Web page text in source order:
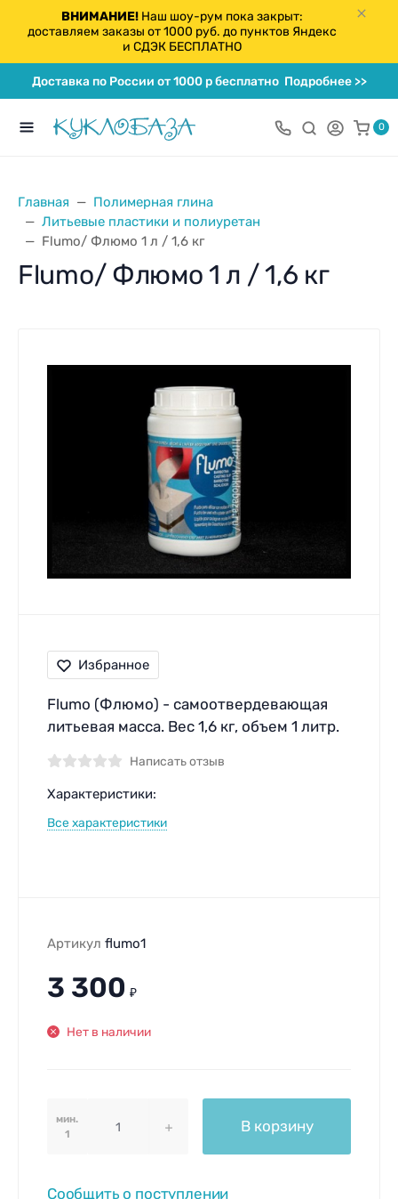
ВНИМАНИЕ!Наш шоу-рум пока закрыт:
доставляем заказы от 1000 руб. до пунктов Яндекс
и СДЭК БЕСПЛАТНО
Доставка по России от 1000 р бесплатноПодробнее >>
0
Главная
Полимерная глина
Литьевые пластики и полиуретан
Flumo/ Флюмо 1 л / 1,6 кг
Flumo/ Флюмо 1 л / 1,6 кг
Избранное
Flumo (Флюмо) - самоотвердевающая
литьевая масса. Вес 1,6 кг, объем 1 литр.
Написать отзыв
Характеристики:
Все характеристики
Артикул flumo1
3 300 ₽
Нет в наличии
мин.
1
В корзину
Сообщить о поступлении